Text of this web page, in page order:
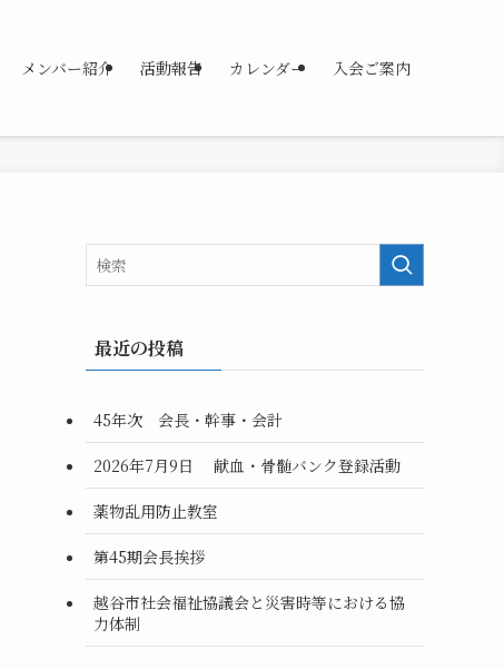
メンバー紹介 活動報告 カレンダー 入会ご案内
最近の投稿
45年次 会長・幹事・会計
2026年7月9日 献血・骨髄バンク登録活動
薬物乱用防止教室
第45期会長挨拶
越谷市社会福祉協議会と災害時等における協
力体制